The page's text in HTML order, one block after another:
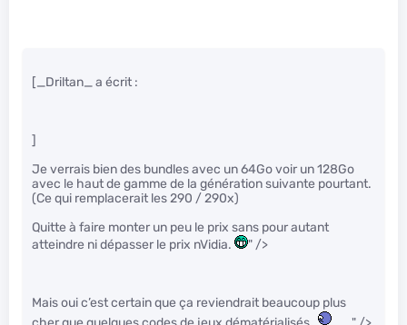
[_Driltan_ a écrit :
]
Je verrais bien des bundles avec un 64Go voir un 128Go
avec le haut de gamme de la génération suivante pourtant.
(Ce qui remplacerait les 290 / 290x)
Quitte à faire monter un peu le prix sans pour autant
atteindre ni dépasser le prix nVidia.
" />
Mais oui c’est certain que ça reviendrait beaucoup plus